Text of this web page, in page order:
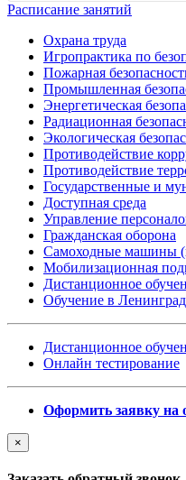
Расписание занятий
Охрана труда
Игропрактика по
Пожарная
Промышленная
Энергетическая
Радиационная
Экологическая
Противодействие
Противодействие
Государственные и
Доступная среда
Управление
Гражданская оборона
Самоходные машины
Мобилизационная
Дистанционное
Обучение в
Дистанционное
Онлайн тестирование
Оформить заявку на
×